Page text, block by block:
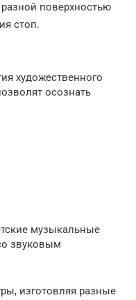
поверхностью
стоп.
художественного
осознать
музыкальные
звуковым
изготовляя разные